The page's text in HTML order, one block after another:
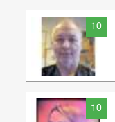
10
10